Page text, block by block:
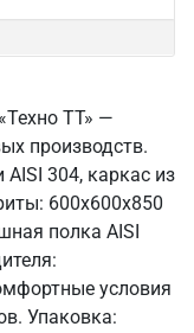
ТТ» —
производств.
304, каркас из
600x600x850
полка AISI
условия
Упаковка: